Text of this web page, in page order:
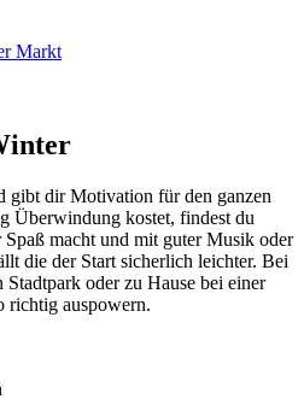
Markt
gibt dir Motivation für den ganzen
Überwindung kostet, findest du
macht und mit guter Musik oder
die der Start sicherlich leichter. Bei
oder zu Hause bei einer
richtig auspowern.